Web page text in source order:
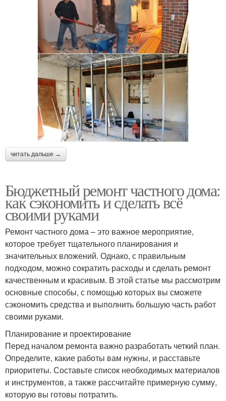
читать дальше →
Бюджетный ремонт частного дома:
как сэкономить и сделать всё
своими руками
Ремонт частного дома – это важное мероприятие,
которое требует тщательного планирования и
значительных вложений. Однако, с правильным
подходом, можно сократить расходы и сделать ремонт
качественным и красивым. В этой статье мы рассмотрим
основные способы, с помощью которых вы сможете
сэкономить средства и выполнить большую часть работ
своими руками.
Планирование и проектирование
Перед началом ремонта важно разработать четкий план.
Определите, какие работы вам нужны, и расставьте
приоритеты. Составьте список необходимых материалов
и инструментов, а также рассчитайте примерную сумму,
которую вы готовы потратить.